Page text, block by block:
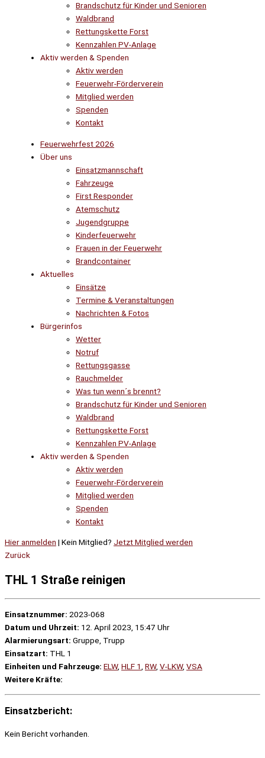
Brandschutz für Kinder und Senioren
Waldbrand
Rettungskette Forst
Kennzahlen PV-Anlage
Aktiv werden & Spenden
Aktiv werden
Feuerwehr-Förderverein
Mitglied werden
Spenden
Kontakt
Feuerwehrfest 2026
Über uns
Einsatzmannschaft
Fahrzeuge
First Responder
Atemschutz
Jugendgruppe
Kinderfeuerwehr
Frauen in der Feuerwehr
Brandcontainer
Aktuelles
Einsätze
Termine & Veranstaltungen
Nachrichten & Fotos
Bürgerinfos
Wetter
Notruf
Rettungsgasse
Rauchmelder
Was tun wenn´s brennt?
Brandschutz für Kinder und Senioren
Waldbrand
Rettungskette Forst
Kennzahlen PV-Anlage
Aktiv werden & Spenden
Aktiv werden
Feuerwehr-Förderverein
Mitglied werden
Spenden
Kontakt
Hier anmelden | Kein Mitglied? Jetzt Mitglied werden
Zurück
THL 1 Straße reinigen
Einsatznummer: 2023-068
Datum und Uhrzeit: 12. April 2023, 15:47 Uhr
Alarmierungsart: Gruppe, Trupp
Einsatzart: THL 1
Einheiten und Fahrzeuge: ELW, HLF 1 RW, V-LKW, VSA
Weitere Kräfte:
Einsatzbericht:
Kein Bericht vorhanden.